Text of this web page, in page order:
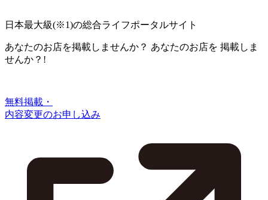
日本最大級(※1)の総合ライフポータルサイト
あなたのお店を掲載しませんか？ あなたのお店を 掲載しま
せんか？!
無料掲載・
内容変更のお申し込み